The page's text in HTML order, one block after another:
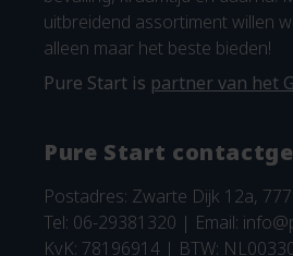
uitbreidend assortiment willen
alleen maar het beste bieden!
Pure Start is partner van het
Pure Start
Postadres: Zwarte Dijk 12a,
Tel: 06-29381320 | Email:
KvK: 78196914 | BTW: